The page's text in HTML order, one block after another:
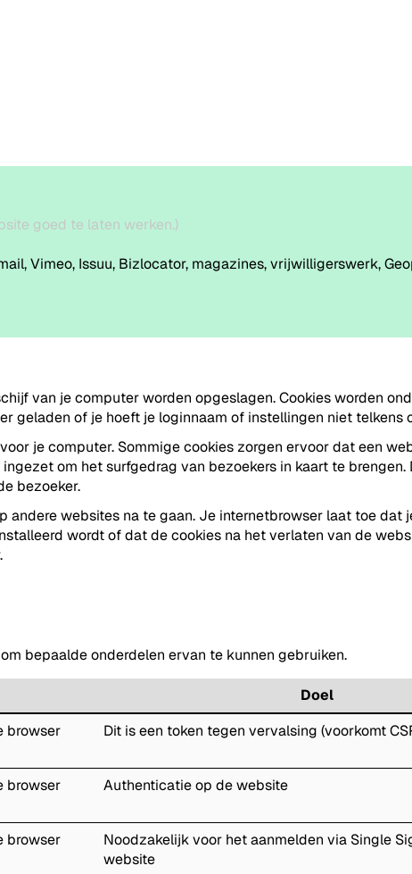
goed te laten werken.)
Vimeo, Issuu, Bizlocator, magazines, vrijwilligerswerk,
van je computer worden opgeslagen. Cookies worden
geladen of je hoeft je loginnaam of instellingen niet telkens
je computer. Sommige cookies zorgen ervoor dat een
om het surfgedrag van bezoekers in kaart te brengen.
bezoeker.
websites na te gaan. Je internetbrowser laat toe dat
wordt of dat de cookies na het verlaten van de
bepaalde onderdelen ervan te kunnen gebruiken.
Doel
browser
Dit is een token tegen vervalsing (voorkomt
browser
Authenticatie op de website
browser
Noodzakelijk voor het aanmelden via Single
website